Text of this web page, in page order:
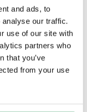
and ads, to
our traffic.
use of our site with
partners who
that you’ve
from your use
abbiamo
impegno a diversi
delle nostre azioni